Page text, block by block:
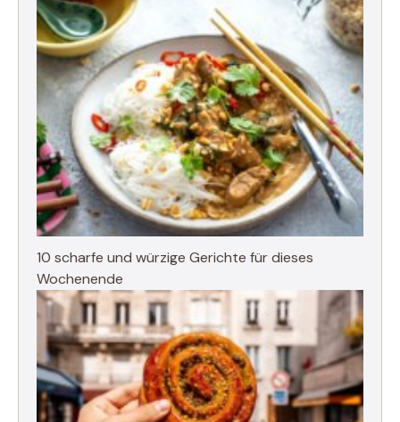
10 scharfe und würzige Gerichte für dieses
Wochenende